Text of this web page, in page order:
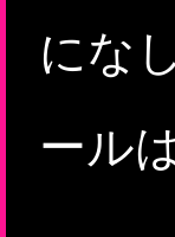
にな
ール